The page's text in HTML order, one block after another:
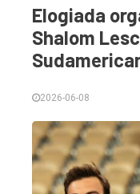
Nosotros
Contacto
Elogiada
Shalom
2026-06-08